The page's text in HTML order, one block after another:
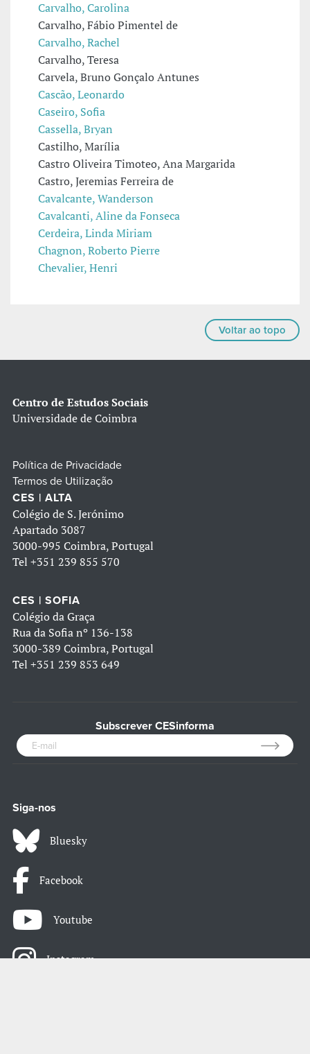
Carvalho, Carolina
Carvalho, Fábio Pimentel de
Carvalho, Rachel
Carvalho, Teresa
Carvela, Bruno Gonçalo Antunes
Cascão, Leonardo
Caseiro, Sofia
Cassella, Bryan
Castilho, Marília
Castro Oliveira Timoteo, Ana Margarida
Castro, Jeremias Ferreira de
Cavalcante, Wanderson
Cavalcanti, Aline da Fonseca
Cerdeira, Linda Miriam
Chagnon, Roberto Pierre
Chevalier, Henri
Voltar ao topo
Centro de Estudos Sociais
Universidade de Coimbra
Política de Privacidade
Termos de Utilização
CES | ALTA
Colégio de S. Jerónimo
Apartado 3087
3000-995 Coimbra, Portugal
Tel +351 239 855 570
CES | SOFIA
Colégio da Graça
Rua da Sofia nº 136-138
3000-389 Coimbra, Portugal
Tel +351 239 853 649
Subscrever CESinforma
Siga-nos
Bluesky
Facebook
Youtube
Instagram